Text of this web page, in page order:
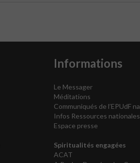
Informations
Le Messager
Méditations
Communiqués de l’EPUdF
Infos Ressources nationales
Espace presse
Spiritualités engagées
ACAT